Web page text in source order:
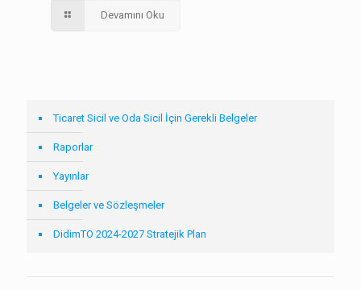
Devamını Oku
Ticaret Sicil ve Oda Sicil İçin Gerekli Belgeler
Raporlar
Yayınlar
Belgeler ve Sözleşmeler
DidimTO 2024-2027 Stratejik Plan